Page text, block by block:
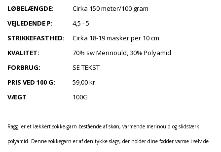
LØBELÆNGDE:
VEJLEDENDE P:
STRIKKEFASTHED:
KVALITET:
FORBRUG:
PRIS VED 100 G:
VÆGT
Cirka 150 meter/100 gram
4,5 - 5
Cirka 18-19 masker per 10 cm
70% sw Merinould, 30% Polyamid
SE TEKST
59,00 kr
100G
Raggi er et lækkert sokke-garn bestående af skøn, varmende merinould og slidstærk
polyamid. Denne sokkegarn er af den tykke slags, der holder dine fødder varme i selv de